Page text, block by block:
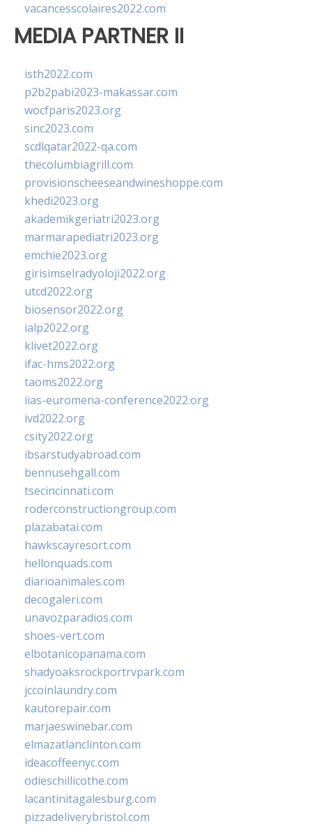
vacancesscolaires2022.com
MEDIA PARTNER II
isth2022.com
p2b2pabi2023-makassar.com
wocfparis2023.org
sinc2023.com
scdlqatar2022-qa.com
thecolumbiagrill.com
provisionscheeseandwineshoppe.com
khedi2023.org
akademikgeriatri2023.org
marmarapediatri2023.org
emchie2023.org
girisimselradyoloji2022.org
utcd2022.org
biosensor2022.org
ialp2022.org
klivet2022.org
ifac-hms2022.org
taoms2022.org
iias-euromena-conference2022.org
ivd2022.org
csity2022.org
ibsarstudyabroad.com
bennusehgall.com
tsecincinnati.com
roderconstructiongroup.com
plazabatai.com
hawkscayresort.com
hellonquads.com
diarioanimales.com
decogaleri.com
unavozparadios.com
shoes-vert.com
elbotanicopanama.com
shadyoaksrockportrvpark.com
jccoinlaundry.com
kautorepair.com
marjaeswinebar.com
elmazatlanclinton.com
ideacoffeenyc.com
odieschillicothe.com
lacantinitagalesburg.com
pizzadeliverybristol.com